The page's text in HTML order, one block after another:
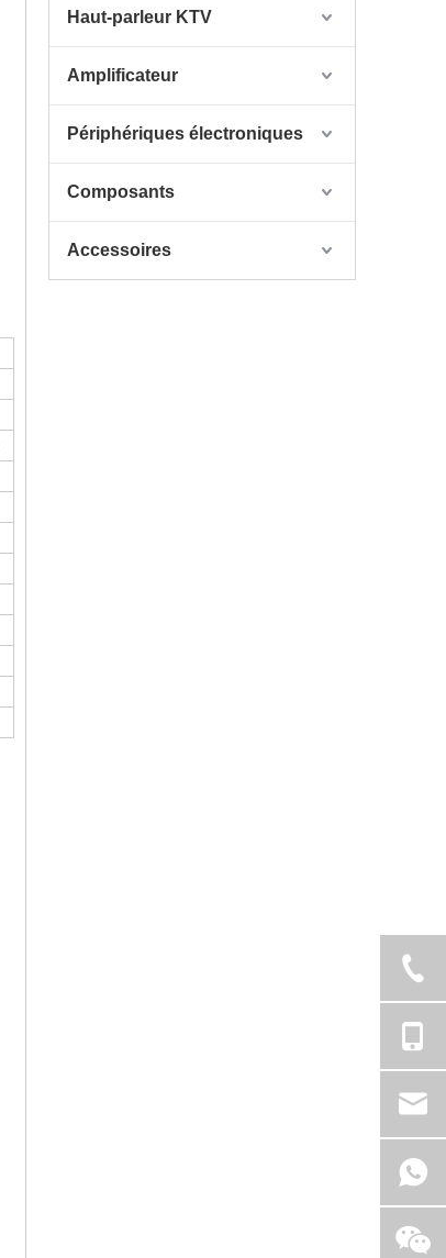
Haut-parleur KTV
Amplificateur
Périphériques électroniques
Composants
Accessoires